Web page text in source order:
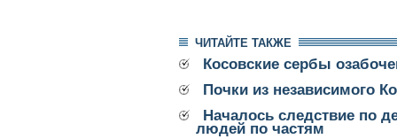
ЧИТАЙТЕ ТАКЖЕ
Косовские сербы
Почки из независимого
Началось следствие по
людей по частям